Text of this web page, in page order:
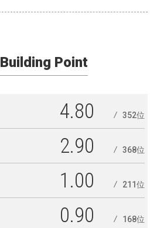
Point
4.80 352位
2.90 368位
1.00 211位
0.90 168位